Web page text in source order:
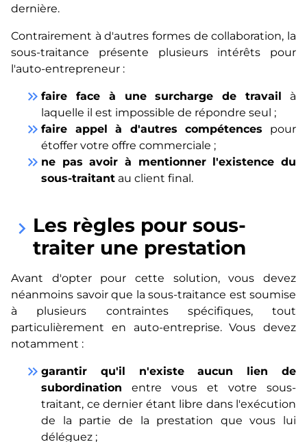
dernière.
Contrairement à d'autres formes de collaboration, la
sous-traitance présente plusieurs intérêts pour
l'auto-entrepreneur :
keyboard_double_arrow_right faire face à une surcharge de travail à
laquelle il est impossible de répondre seul ;
keyboard_double_arrow_right faire appel à d'autres compétences pour
étoffer votre offre commerciale ;
keyboard_double_arrow_right ne pas avoir à mentionner l'existence du
sous-traitant au client final.
keyboard_arrow_right Les règles pour sous-
traiter une prestation
Avant d'opter pour cette solution, vous devez
néanmoins savoir que la sous-traitance est soumise
à plusieurs contraintes spécifiques, tout
particulièrement en auto-entreprise. Vous devez
notamment :
keyboard_double_arrow_right garantir qu'il n'existe aucun lien de
subordination entre vous et votre sous-
traitant, ce dernier étant libre dans l'exécution
de la partie de la prestation que vous lui
déléguez ;